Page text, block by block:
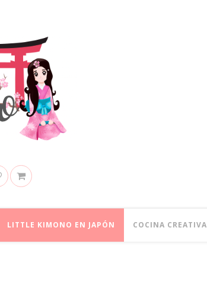
LITTLE KIMONO EN JAPÓN COCINA CREATIVA